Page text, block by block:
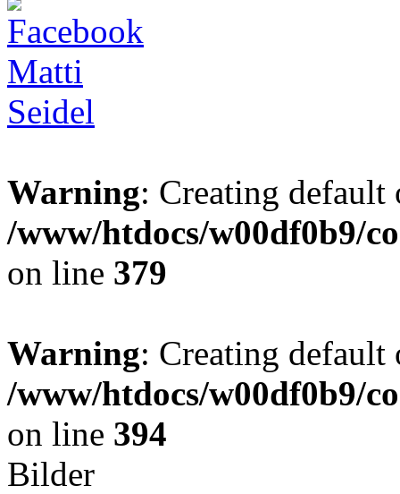
Warning: Creating
/www/htdocs/w00df0b9/
on line 379
Warning: Creating
/www/htdocs/w00df0b9/
on line 394
Bilder